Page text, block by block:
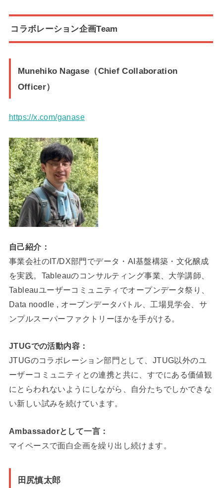
コラボレーション企画Team
Munehiko Nagase（Chief Collaboration
Officer）
https://x.com/ganase
自己紹介：
事業会社のIT/DX部門でデータ・AI基盤構築・文化醸成
を実践。Tableauのコンサルティング事業、大学講師、
Tableauユーザーコミュニティでオープンデータ祭り、
Data noodle , オープンデータバトル、工場見学会、サ
ンプルスーパーファクトリーほかを手がける。
JTUGでの活動内容：
JTUGのコラボレーション部門として、JTUG以外のユ
ーザーコミュニティとの連携と共に、すでにある価値観
にとらわれないようにしながら、自分たちでしかできな
い新しい試みを続けています。
Ambassadorとして一言：
マイペースで面白企画を繰り出し続けます。
田尻慎太郎